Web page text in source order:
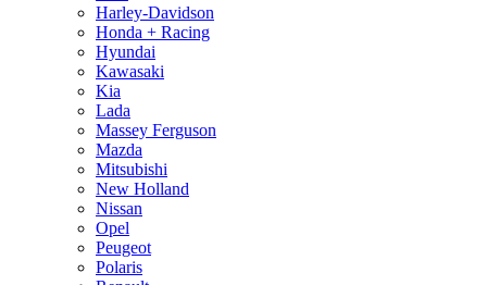
Harley-Davidson
Honda + Racing
Hyundai
Kawasaki
Kia
Lada
Massey Ferguson
Mazda
Mitsubishi
New Holland
Nissan
Opel
Peugeot
Polaris